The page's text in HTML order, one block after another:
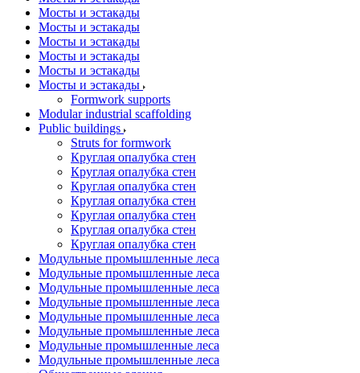
Мосты и эстакады
Мосты и эстакады
Мосты и эстакады
Мосты и эстакады
Мосты и эстакады
Мосты и эстакады
Formwork supports
Modular industrial scaffolding
Public buildings
Struts for formwork
Круглая опалубка стен
Круглая опалубка стен
Круглая опалубка стен
Круглая опалубка стен
Круглая опалубка стен
Круглая опалубка стен
Круглая опалубка стен
Модульные промышленные леса
Модульные промышленные леса
Модульные промышленные леса
Модульные промышленные леса
Модульные промышленные леса
Модульные промышленные леса
Модульные промышленные леса
Модульные промышленные леса